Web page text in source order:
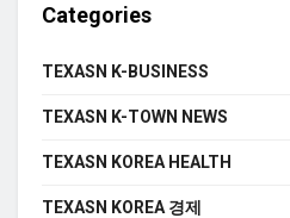
Categories
TEXASN K-BUSINESS
TEXASN K-TOWN NEWS
TEXASN KOREA HEALTH
TEXASN KOREA 경제